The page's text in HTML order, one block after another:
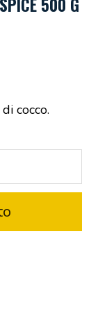
500 G
cocco.